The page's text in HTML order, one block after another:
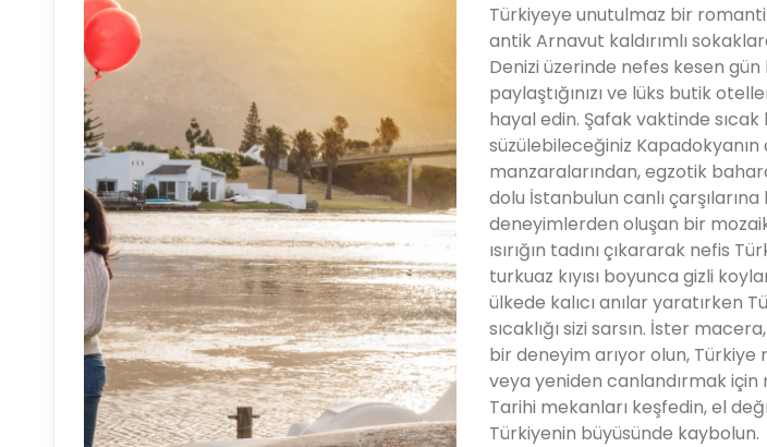
Türkiyeye unutulmaz bir
antik Arnavut kaldırımlı
Denizi üzerinde nefes kesen gün
paylaştığınızı ve lüks butik
hayal edin. Şafak vaktinde
süzülebileceğiniz
manzaralarından, egzotik
dolu İstanbulun canlı
deneyimlerden oluşan bir
ısırığın tadını çıkararak nefis
turkuaz kıyısı boyunca gizli
ülkede kalıcı anılar yaratırken
sıcaklığı sizi sarsın. İster
bir deneyim arıyor olun,
veya yeniden canlandırmak
Tarihi mekanları keşfedin, el
Türkiyenin büyüsünde kaybolun.